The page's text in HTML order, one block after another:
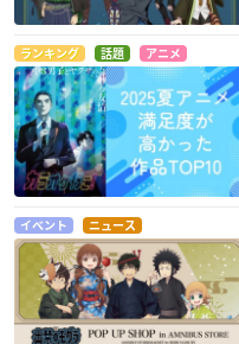
ランキング 話題 アニメ
イベント ニュース